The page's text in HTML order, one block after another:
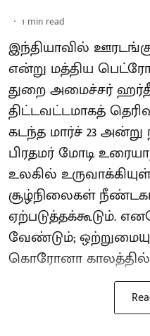
1 min read
இந்தியாவில்
என்று மத்திய
துறை அமைச்சர் ஹர்தீப்
திட்டவட்டமாகத்
கடந்த மார்ச் 23
பிரதமர் மோடி
உலகில்
சூழ்நிலைகள்
ஏற்படுத்தக்கூடும்.
வேண்டும்;
கொரோனா காலத்தில்